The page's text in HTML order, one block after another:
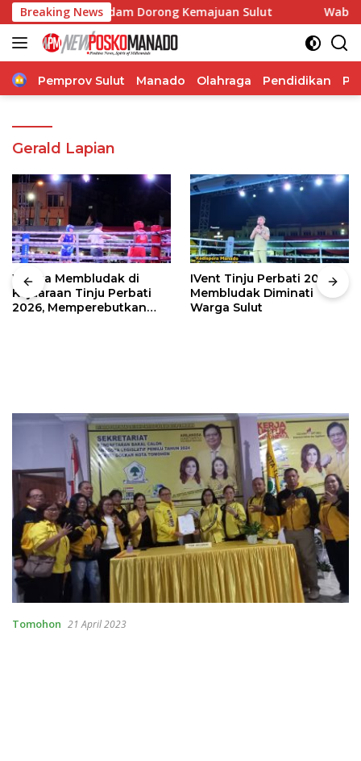
Langsung
ke
konten
Breaking News
Pangdam Dorong Kemajuan Sulut Wabup
Home
Pemprov Sulut Manado Olahraga Pendidikan
Gerald Lapian
Warga Membludak di
Kejuaraan Tinju Perbati
2026, Memperebutkan
IVent Tinju Perbati 2026
Membludak Diminati
Warga Sulut
Tomohon 21 April 2023